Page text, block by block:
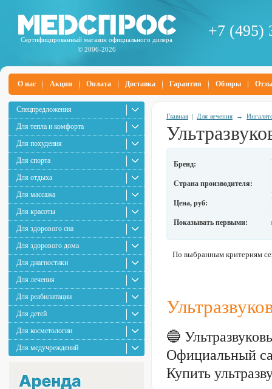
Сертифицированный магазин официального дилера
© 2006-2026
+7 (495)
О нас Акции Оплата Доставка Гарантия Обзоры
Спецпредложения
Для тепла и комфорта
Для похудения
Для спорта
Для отдыха
Для массажа
Для красоты
Для здорового сна
Для здорового дома
Для диагностики
Для лечения
Для реабилитации
Для детей
Для косметологии
Для медучреждений
Главная | Для лечения →
Бренд:
Страна производителя:
Цена, руб:
Показывать первыми:
По выбранным критериям
🔵
Официальный
Купить